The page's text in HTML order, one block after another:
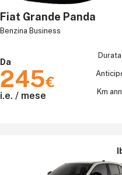
Fiat Grande Panda
Benzina Business
Da
245€
i.e. / mese Km